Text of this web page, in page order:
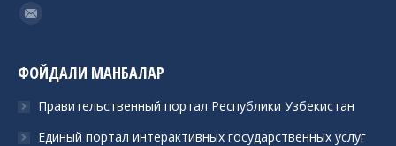
Find us on:
Mail
ФОЙДАЛИ МАНБАЛАР
Правительственный портал Республики Узбекистан
Единый портал интерактивных государственных услуг